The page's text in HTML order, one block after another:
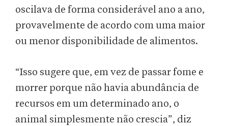
oscilava de forma considerável ano a ano,
provavelmente de acordo com uma maior
ou menor disponibilidade de alimentos.
“Isso sugere que, em vez de passar fome e
morrer porque não havia abundância de
recursos em um determinado ano, o
animal simplesmente não crescia”, diz